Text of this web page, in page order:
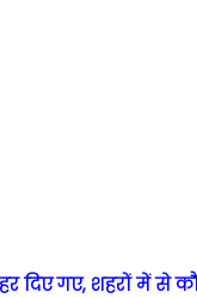
दिए गए, शहरों में से